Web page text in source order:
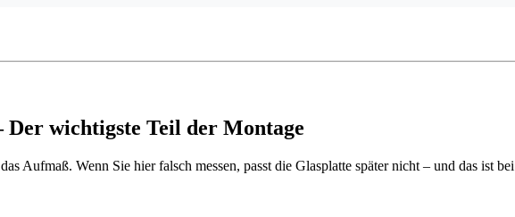
Der wichtigste Teil der Montage
Aufmaß. Wenn Sie hier falsch messen, passt die Glasplatte später nicht – und das ist bei